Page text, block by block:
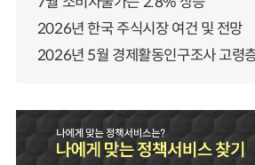
2026년 한국 주식시장 여건 및 전망
2026년 5월 경제활동인구조사 고령